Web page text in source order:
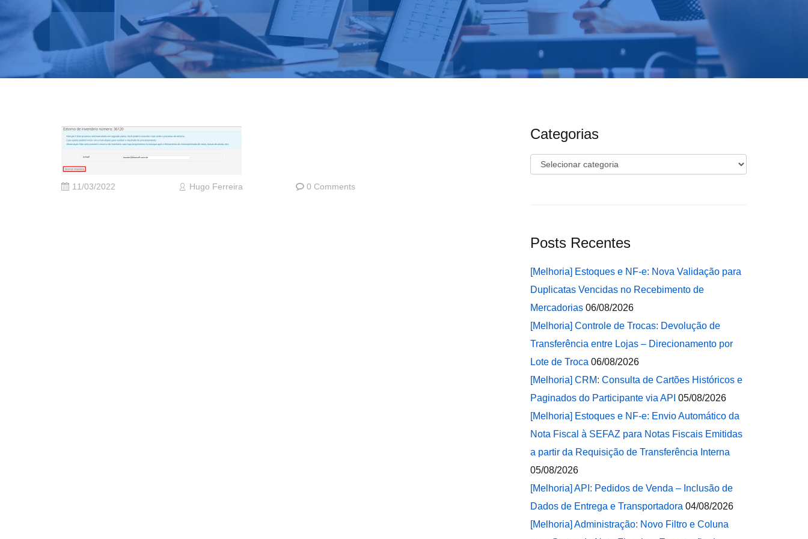
11/03/2022 Hugo Ferreira 0 Comments
Categorias
Categorias
Posts Recentes
[Melhoria] Estoques e NF-e: Nova Validação para
Duplicatas Vencidas no Recebimento de
Mercadorias 06/08/2026
[Melhoria] Controle de Trocas: Devolução de
Transferência entre Lojas – Direcionamento por
Lote de Troca 06/08/2026
[Melhoria] CRM: Consulta de Cartões Históricos e
Paginados do Participante via API 05/08/2026
[Melhoria] Estoques e NF-e: Envio Automático da
Nota Fiscal à SEFAZ para Notas Fiscais Emitidas
a partir da Requisição de Transferência Interna
05/08/2026
[Melhoria] API: Pedidos de Venda – Inclusão de
Dados de Entrega e Transportadora 04/08/2026
[Melhoria] Administração: Novo Filtro e Coluna